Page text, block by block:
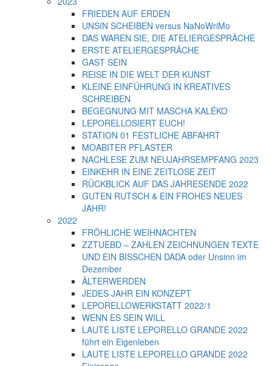
FRIEDEN AUF ERDEN
UNSIN SCHEIBEN versus NaNoWriMo
DAS WAREN SIE, DIE ATELIERGESPRÄCHE
ERSTE ATELIERGESPRÄCHE
GAST SEIN
REISE IN DIE WELT DER KUNST
KLEINE EINFÜHRUNG IN KREATIVES
SCHREIBEN
BEGEGNUNG MIT MASCHA KALÉKO
LEPORELLOSIERT EUCH!
STATION 01 FESTLICHE ABFAHRT
MOABITER PFLASTER
NACHLESE ZUM NEUJAHRSEMPFANG 2023
EINKEHR IN EINE ZEITLOSE ZEIT
RÜCKBLICK AUF DAS JAHRESENDE 2022
GUTEN RUTSCH & EIN FROHES NEUES
JAHR!
2022
FRÖHLICHE WEIHNACHTEN
ZZTUEBD – ZAHLEN ZEICHNUNGEN TEXTE
UND EIN BISSCHEN DADA oder Unsinn im
Dezember
ÄLTERWERDEN
JEDES JAHR EIN KONZEPT
LEPORELLOWERKSTATT 2022/1
WENN ES SEIN WILL
LAUTE LISTE LEPORELLO GRANDE 2022
führt ein Eigenleben
LAUTE LISTE LEPORELLO GRANDE 2022